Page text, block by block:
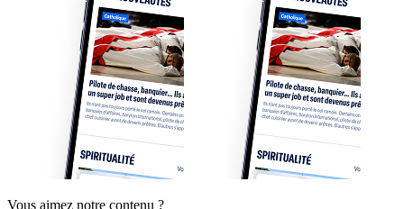
Vous aimez notre contenu ?